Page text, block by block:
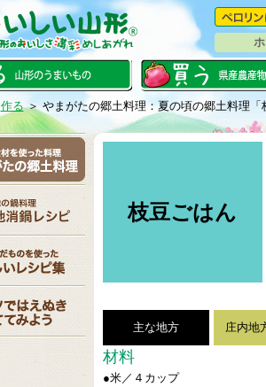
作る＞やまがたの郷土料理：夏の頃の郷土料理「
枝豆ごはん
主な地方 庄内地
材料
●米／４カップ